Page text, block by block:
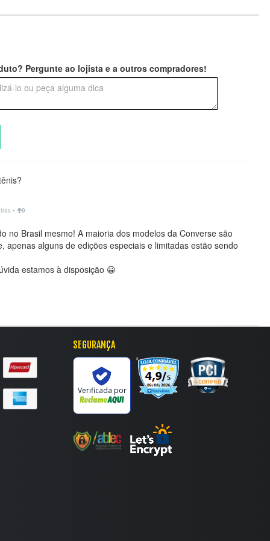
Pergunte ao lojista e a outros compradores!
• 0
no Brasil mesmo! A maioria dos modelos da Converse são
apenas alguns de edições especiais e limitadas estão sendo
estamos à disposição 😀
SEGURANÇA
Verificada por
'